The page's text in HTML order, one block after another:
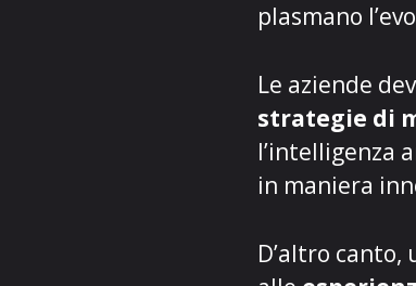
plasmano l’
Le aziende
strategie di
l’intelligenza
in maniera
D’altro